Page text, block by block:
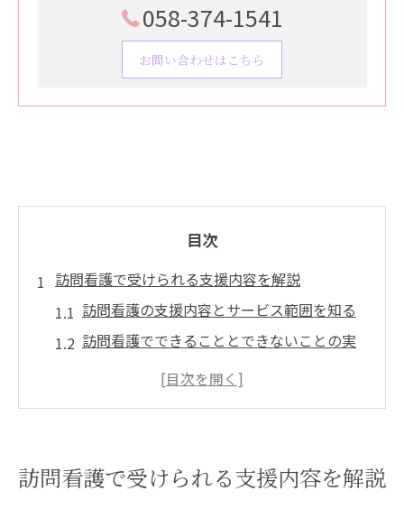
058-374-1541
お問い合わせはこちら
目次
訪問看護で受けられる支援内容を解説
訪問看護の支援内容とサービス範囲を知る
訪問看護でできることとできないことの実
どこまで対応可能？訪問看護の実際
訪問看護で受けられる支援内容を解説